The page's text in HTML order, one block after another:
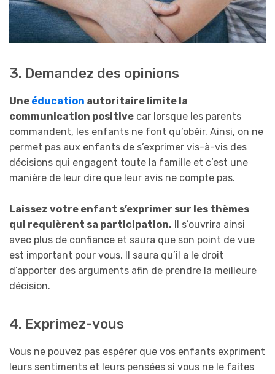
3. Demandez des opinions
Une éducation autoritaire limite la
communication positive car lorsque les parents
commandent, les enfants ne font qu’obéir. Ainsi, on ne
permet pas aux enfants de s’exprimer vis-à-vis des
décisions qui engagent toute la famille et c’est une
manière de leur dire que leur avis ne compte pas.
Laissez votre enfant s’exprimer sur les thèmes
qui requièrent sa participation. Il s’ouvrira ainsi
avec plus de confiance et saura que son point de vue
est important pour vous. Il saura qu’il a le droit
d’apporter des arguments afin de prendre la meilleure
décision.
4. Exprimez-vous
Vous ne pouvez pas espérer que vos enfants expriment
leurs sentiments et leurs pensées si vous ne le faites